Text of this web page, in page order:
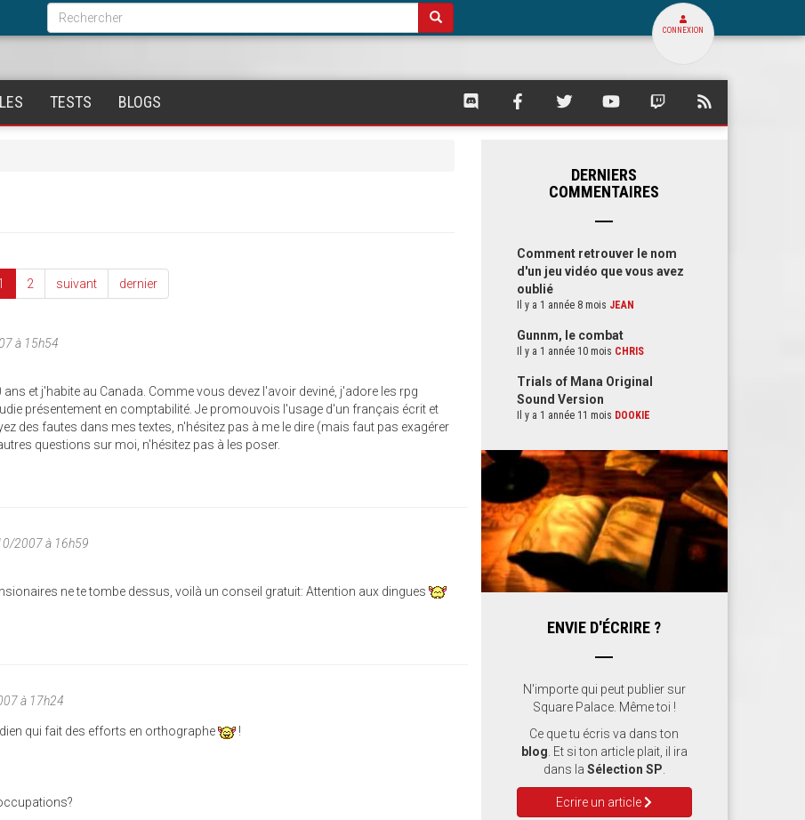
Formulaire
de
recherche
Rechercher
CONNEXION
TESTS BLOGS
SQUARE
SQUARE SQUARE SQUARE SQUARE
2 suivant dernier
à 15h54
et j'habite au Canada. Comme vous devez l'avoir deviné, j'adore les rpg
présentement en comptabilité. Je promouvois l'usage d'un français écrit et
des fautes dans mes textes, n'hésitez pas à me le dire (mais faut pas exagérer
questions sur moi, n'hésitez pas à les poser.
2007 à 16h59
ne te tombe dessus, voilà un conseil gratuit: Attention aux dingues
à 17h24
qui fait des efforts en orthographe !
DERNIERS
COMMENTAIRES
Comment retrouver le nom
d'un jeu vidéo que vous avez
oublié
Il y a 1 année 8 mois JEAN
Gunnm, le combat
Il y a 1 année 10 mois CHRIS
Trials of Mana Original
Sound Version
Il y a 1 année 11 mois DOOKIE
ENVIE D'ÉCRIRE ?
N'importe qui peut publier sur
Square Palace. Même toi !
Ce que tu écris va dans ton
blog . Et si ton article plait, il ira
dans la Sélection SP
Ecrire un article